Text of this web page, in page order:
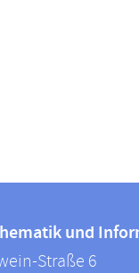
und
Straße 6